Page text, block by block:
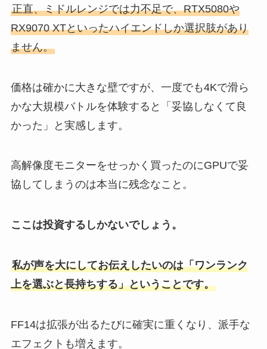
正直、ミドルレンジでは力不足で、RTX5080や
RX9070 XTといったハイエンドしか選択肢があり
ません。
価格は確かに大きな壁ですが、一度でも4Kで滑ら
かな大規模バトルを体験すると「妥協しなくて良
かった」と実感します。
高解像度モニターをせっかく買ったのにGPUで妥
協してしまうのは本当に残念なこと。
ここは投資するしかないでしょう。
私が声を大にしてお伝えしたいのは「ワンランク
上を選ぶと長持ちする」ということです。
FF14は拡張が出るたびに確実に重くなり、派手な
エフェクトも増えます。